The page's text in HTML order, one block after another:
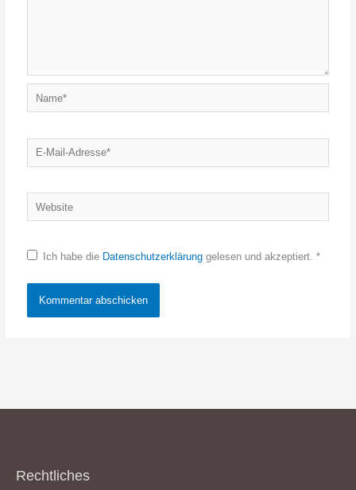
Name*
E-
Mail-
Website
Ich habe die Datenschutzerklärunggelesen und akzeptiert. *
Rechtliches